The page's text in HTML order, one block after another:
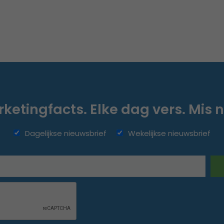
Elke dag vers. Mis
Dagelijkse nieuwsbrief Wekelijkse nieuwsbrief